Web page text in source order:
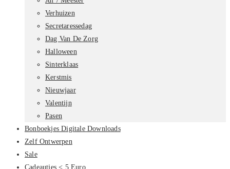
Verhuizen
Secretaressedag
Dag Van De Zorg
Halloween
Sinterklaas
Kerstmis
Nieuwjaar
Valentijn
Pasen
Bonboekjes Digitale Downloads
Zelf Ontwerpen
Sale
Cadeautjes < 5 Euro